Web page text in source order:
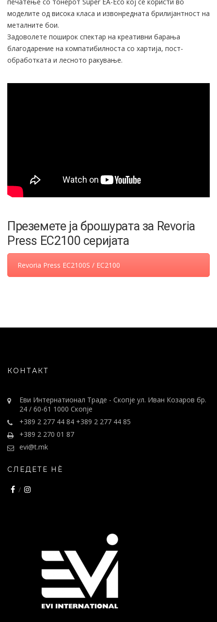
моделите од висока класа и извонредната брилијантност на
металните бои.
Задоволете поширок спектар на креативни барања
благодарение на компатибилноста со хартија, пост-
обработката и лесното ракување.
Преземете ја брошурата за Revoria
Press EC2100 серијата
Revoria Press EC2100S / EC2100
КОНТАКТ
Еви Интернатионал Траде - Скопје ул. Иван Козаров бр.
24 / 60-61 1000 Скопје
+389 2 277 44 84 +389 2 277 44 85
+389 2 270 01 87
evi@t.mk
СЛЕДЕТЕ НÈ